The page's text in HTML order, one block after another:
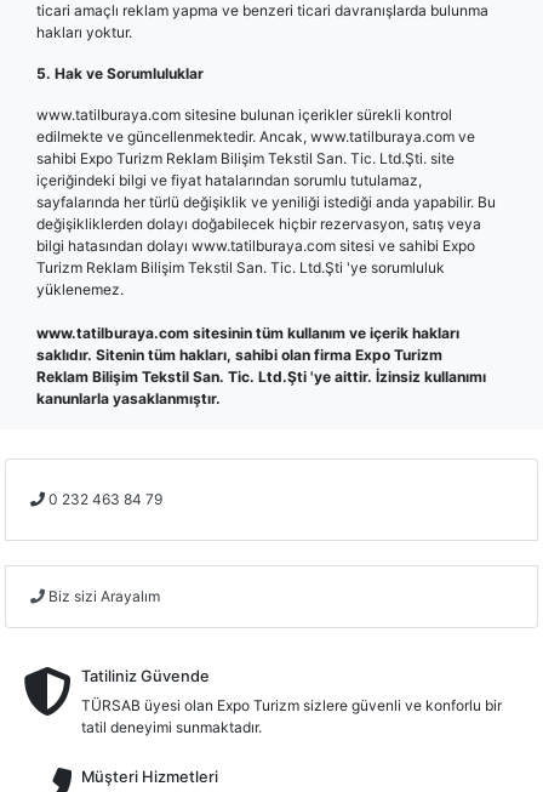
ticari amaçlı reklam yapma ve benzeri ticari davranışlarda bulunma
hakları yoktur.
5. Hak ve Sorumluluklar
www.tatilburaya.com sitesine bulunan içerikler sürekli kontrol
edilmekte ve güncellenmektedir. Ancak, www.tatilburaya.com ve
sahibi Expo Turizm Reklam Bilişim Tekstil San. Tic. Ltd.Şti. site
içeriğindeki bilgi ve fiyat hatalarından sorumlu tutulamaz,
sayfalarında her türlü değişiklik ve yeniliği istediği anda yapabilir. Bu
değişikliklerden dolayı doğabilecek hiçbir rezervasyon, satış veya
bilgi hatasından dolayı www.tatilburaya.com sitesi ve sahibi Expo
Turizm Reklam Bilişim Tekstil San. Tic. Ltd.Şti 'ye sorumluluk
yüklenemez.
www.tatilburaya.com sitesinin tüm kullanım ve içerik hakları
saklıdır. Sitenin tüm hakları, sahibi olan firma Expo Turizm
Reklam Bilişim Tekstil San. Tic. Ltd.Şti 'ye aittir. İzinsiz kullanımı
kanunlarla yasaklanmıştır.
0 232 463 84 79
Biz sizi Arayalım
Tatiliniz Güvende
TÜRSAB üyesi olan Expo Turizm sizlere güvenli ve konforlu bir
tatil deneyimi sunmaktadır.
Müşteri Hizmetleri